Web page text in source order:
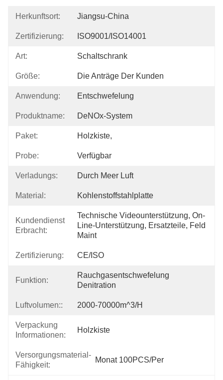
Herkunftsort: Jiangsu-China
Zertifizierung: ISO9001/ISO14001
Art: Schaltschrank
Größe: Die Anträge Der Kunden
Anwendung: Entschwefelung
Produktname: DeNOx-System
Paket: Holzkiste,
Probe: Verfügbar
Verladungs: Durch Meer Luft
Material: Kohlenstoffstahlplatte
Kundendienst
Erbracht:
Technische Videounterstützung, On-
Line-Unterstützung, Ersatzteile, Feld
Maint
Zertifizierung: CE/ISO
Funktion:
Rauchgasentschwefelung
Denitration
Luftvolumen:: 2000-70000m^3/h
Verpackung
Informationen:
Holzkiste
Versorgungsmaterial-
Fähigkeit:
Monat 100PCS/Per